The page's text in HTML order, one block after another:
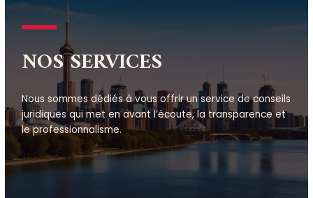
NOS SERVICES
Nous sommes dédiés à vous offrir un service de conseils
juridiques qui met en avant l’écoute, la transparence et
le professionnalisme.